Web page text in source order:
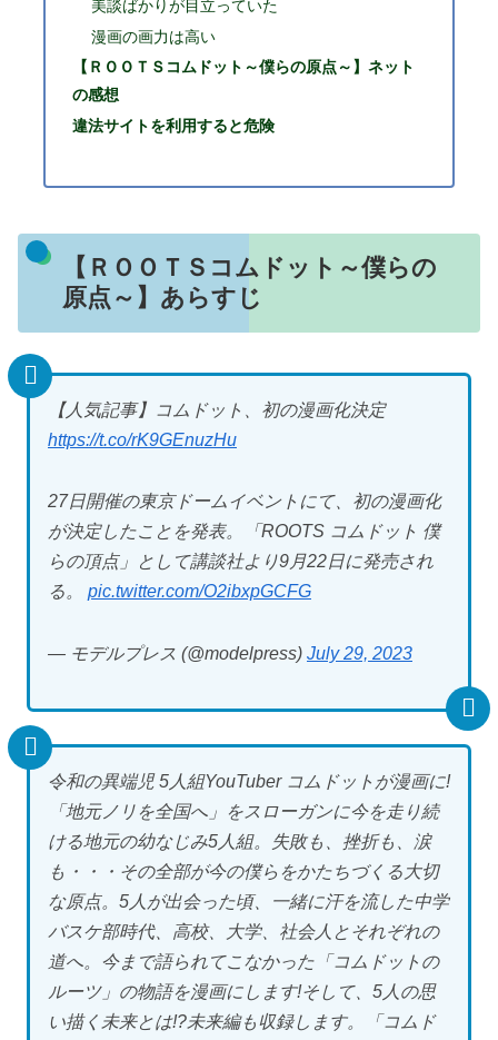
美談ばかりが目立っていた
漫画の画力は高い
【ＲＯＯＴＳコムドット～僕らの原点～】ネット
の感想
違法サイトを利用すると危険
【ＲＯＯＴＳコムドット～僕らの
原点～】あらすじ
【人気記事】コムドット、初の漫画化決定
https://t.co/rK9GEnuzHu
27日開催の東京ドームイベントにて、初の漫画化
が決定したことを発表。「ROOTS コムドット 僕
らの頂点」として講談社より9月22日に発売され
る。 pic.twitter.com/O2ibxpGCFG
— モデルプレス (@modelpress) July 29, 2023
令和の異端児 5人組YouTuber コムドットが漫画に!
「地元ノリを全国へ」をスローガンに今を走り続
ける地元の幼なじみ5人組。失敗も、挫折も、涙
も・・・その全部が今の僕らをかたちづくる大切
な原点。5人が出会った頃、一緒に汗を流した中学
バスケ部時代、高校、大学、社会人とそれぞれの
道へ。今まで語られてこなかった「コムドットの
ルーツ」の物語を漫画にします!そして、5人の思
い描く未来とは!?未来編も収録します。「コムド